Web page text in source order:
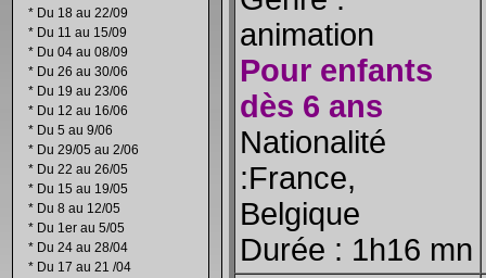
* Du 18 au 22/09
* Du 11 au 15/09
* Du 04 au 08/09
* Du 26 au 30/06
* Du 19 au 23/06
* Du 12 au 16/06
* Du 5 au 9/06
* Du 29/05 au 2/06
* Du 22 au 26/05
* Du 15 au 19/05
* Du 8 au 12/05
* Du 1er au 5/05
* Du 24 au 28/04
* Du 17 au 21 /04
animation
Pour enfants
dès 6 ans
Nationalité
:France,
Belgique
Durée : 1h16 mn